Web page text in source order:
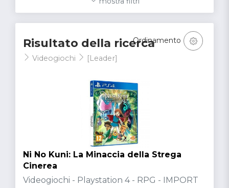
Risultato della ricerca
Videogiochi [Leader]
Ordinamento
Ni No Kuni: La Minaccia della Strega
Cinerea
Videogiochi - Playstation 4 - RPG - IMPORT